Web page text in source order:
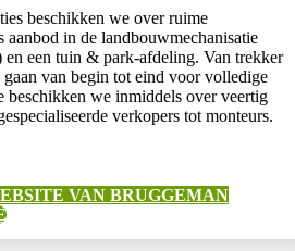
beschikken we over ruime
aanbod in de landbouwmechanisatie
een tuin & park-afdeling. Van trekker
van begin tot eind voor volledige
beschikken we inmiddels over veertig
verkopers tot monteurs.
VAN BRUGGEMAN